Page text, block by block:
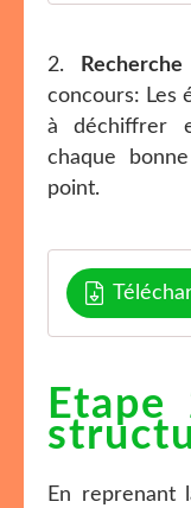
2.
concours: Les
à déchiffrer
chaque
point.
En reprenant